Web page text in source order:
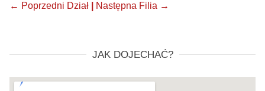
← Poprzedni Dział Następna Filia →
JAK DOJECHAĆ?